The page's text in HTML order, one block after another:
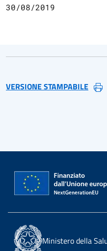
30/08/2019
VERSIONE STAMPABILE
Ministero della